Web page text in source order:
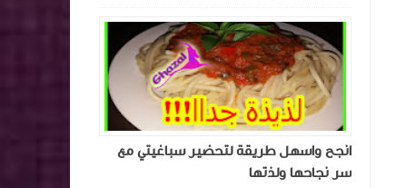
انجح واسهل طريقة لتحضير سباغيتي مع
سر نجاحها ولذتها